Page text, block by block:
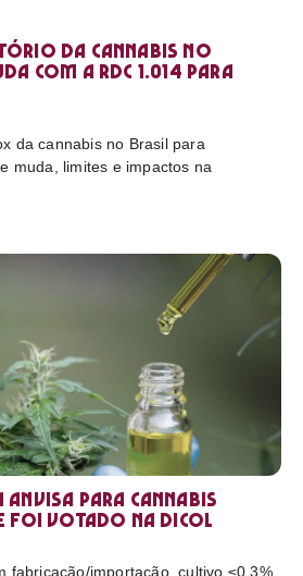
da cannabis no
com a RDC 1.014 para
da cannabis no Brasil para
muda, limites e impactos na
para cannabis
foi votado na Dicol
fabricação/importação, cultivo ≤0,3%